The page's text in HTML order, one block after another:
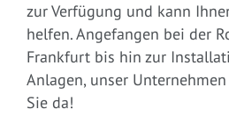
zur Verfügung und kann
helfen. Angefangen bei der
Frankfurt bis hin zur
Anlagen, unser
Sie da!